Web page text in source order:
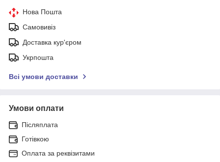
Нова Пошта
Самовивіз
Доставка кур'єром
Укрпошта
Всі умови доставки
Умови оплати
Післяплата
Готівкою
Оплата за реквізитами